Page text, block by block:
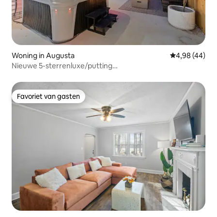
Woning in Augusta Gemiddelde
4,98 (44)
Nieuwe 5-sterrenluxe/putting
Favoriet van gasten
Favoriet van gasten